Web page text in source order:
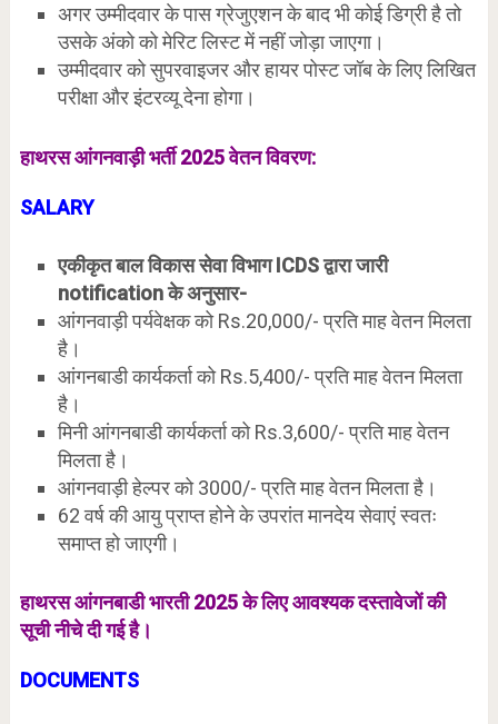
अगर उम्मीदवार के पास ग्रेजुएशन के बाद भी कोई डिग्री है तो
उसके अंको को मेरिट लिस्ट में नहीं जोड़ा जाएगा।
उम्मीदवार को सुपरवाइजर और हायर पोस्ट जॉब के लिए लिखित
परीक्षा और इंटरव्यू देना होगा।
हाथरस आंगनवाड़ी भर्ती 2025 वेतन विवरण:
SALARY
एकीकृत बाल विकास सेवा विभाग ICDS द्वारा जारी
notification के अनुसार-
आंगनवाड़ी पर्यवेक्षक को Rs.20,000/- प्रति माह वेतन मिलता
है।
आंगनबाडी कार्यकर्ता को Rs.5,400/- प्रति माह वेतन मिलता
है।
मिनी आंगनबाडी कार्यकर्ता को Rs.3,600/- प्रति माह वेतन
मिलता है।
आंगनवाड़ी हेल्पर को 3000/- प्रति माह वेतन मिलता है।
62 वर्ष की आयु प्राप्त होने के उपरांत मानदेय सेवाएं स्वतः
समाप्त हो जाएगी।
हाथरस आंगनबाडी भारती 2025 के लिए आवश्यक दस्तावेजों की
सूची नीचे दी गई है।
DOCUMENTS